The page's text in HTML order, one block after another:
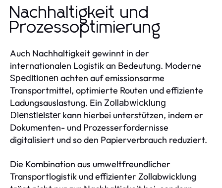
Nachhaltigkeit und
Prozessoptimierung
Auch Nachhaltigkeit gewinnt in der
internationalen Logistik an Bedeutung. Moderne
Speditionen achten auf emissionsarme
Transportmittel, optimierte Routen und effiziente
Ladungsauslastung. Ein Zollabwicklung
Dienstleister kann hierbei unterstützen, indem er
Dokumenten- und Prozesserfordernisse
digitalisiert und so den Papierverbrauch reduziert.
Die Kombination aus umweltfreundlicher
Transportlogistik und effizienter Zollabwicklung